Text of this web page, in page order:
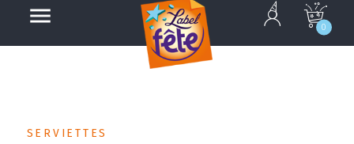
 b c
0
SERVIETTES